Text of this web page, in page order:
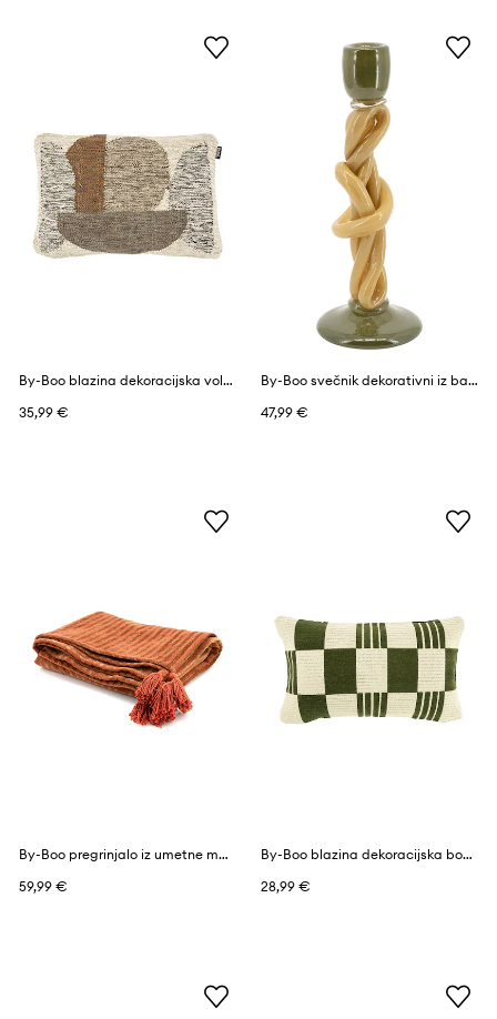
By-Boo blazina dekoracijska volnena 40 x 60 cm
35,99 €
By-Boo svečnik dekorativni iz barvanega stekla 11 x 11 x 30,5 cm
47,99 €
By-Boo pregrinjalo iz umetne mase 40 x 60 cm
59,99 €
By-Boo blazina dekoracijska bombažna 35 x 55 cm
28,99 €